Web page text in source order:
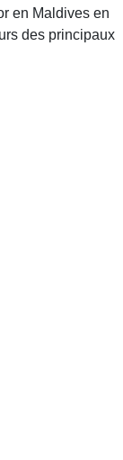
en Maldives en
des principaux